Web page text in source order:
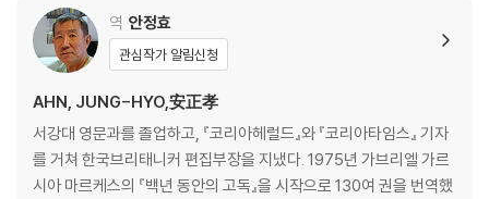
역 안정효
관심작가 알림신청
AHN, JUNG-HYO,安正孝
서강대 영문과를 졸업하고, 『코리아헤럴드』와 『코리아타임스』 기자
를 거쳐 한국브리태니커 편집부장을 지냈다. 1975년 가브리엘 가르
시아 마르케스의 『백년 동안의 고독』을 시작으로 130여 권을 번역했